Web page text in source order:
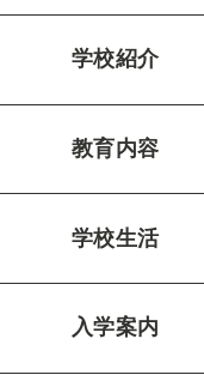
学校紹介
教育内容
学校生活
入学案内